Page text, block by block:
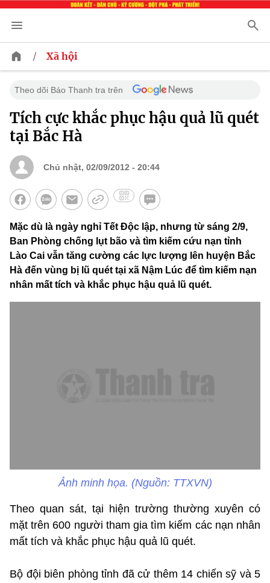
/ Xã hội
Theo dõi Báo Thanh tra trên
Tích cực khắc phục hậu quả lũ quét
tại Bắc Hà
Chủ nhật, 02/09/2012 - 20:44
Mặc dù là ngày nghỉ Tết Độc lập, nhưng từ sáng 2/9,
Ban Phòng chống lụt bão và tìm kiếm cứu nạn tỉnh
Lào Cai vẫn tăng cường các lực lượng lên huyện Bắc
Hà đến vùng bị lũ quét tại xã Nậm Lúc để tìm kiếm nạn
nhân mất tích và khắc phục hậu quả lũ quét.
Ảnh minh họa. (Nguồn: TTXVN)
Theo quan sát, tại hiện trường thường xuyên có
mặt trên 600 người tham gia tìm kiếm các nạn nhân
mất tích và khắc phục hậu quả lũ quét.
Bộ đội biên phòng tỉnh đã cử thêm 14 chiến sỹ và 5